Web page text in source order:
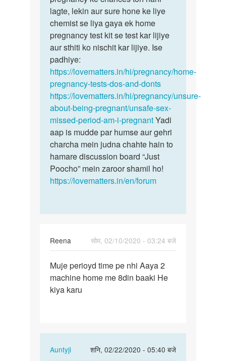
by
Rohit
Kumar
lagte, lekin aur sure hone ke liye
chemist se liya gaya ek home
pregnancy test kit se test kar lijiye
aur sthiti ko nischit kar lijiye. Ise
padhiye:
https://lovematters.in/hi/pregnancy/home-
pregnancy-tests-dos-and-donts
https://lovematters.in/hi/pregnancy/unsure-
about-being-pregnant/unsafe-sex-
missed-period-am-i-pregnantYadi
aap is mudde par humse aur gehri
charcha mein judna chahte hain to
hamare discussion board “Just
Poocho” mein zaroor shamil ho!
https://lovematters.in/en/forum
Reena
सोम, 02/10/2020 - 03:24 बजे
Muje
perioyd
time
Muje perioyd time pe nhi Aaya 2
machine home me 8din baaki He
kiya karu
Auntyji
शनि, 02/22/2020 - 05:40 बजे
In